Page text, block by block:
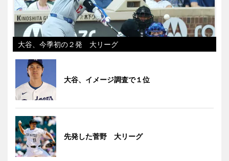
大谷、今季初の２発 大リーグ
大谷、イメージ調査で１位
先発した菅野 大リーグ